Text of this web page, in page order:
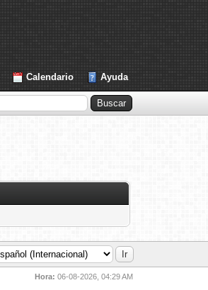
Calendario Ayuda
Hora: 06-08-2026, 04:29 AM